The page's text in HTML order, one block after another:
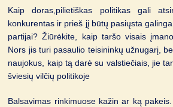
Kaip doras,pilietiškas politikas gali
konkurentas ir prieš jį būtų pasiųsta
partijai? Žiūrėkite, kaip taršo visais
Nors jis turi pasaulio teisininkų užnugarį,
naujokus, kaip tą darė su valstiečiais, jie
šviesių vilčių politikoje
Balsavimas rinkimuose kažin ar ką